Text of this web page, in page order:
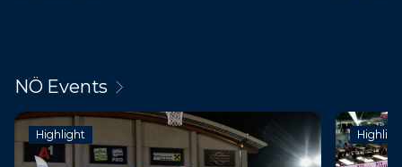
NÖ Events
Highlight